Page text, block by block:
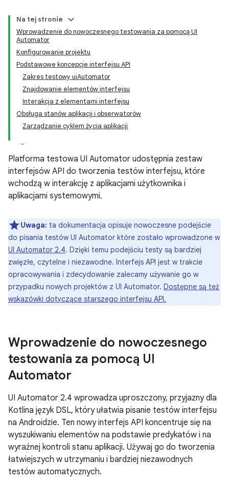
Na tej stronie
Wprowadzenie do nowoczesnego testowania za pomocą UI
Automator
Konfigurowanie projektu
Podstawowe koncepcje interfejsu API
Zakres testowy uiAutomator
Znajdowanie elementów interfejsu
Interakcja z elementami interfejsu
Obsługa stanów aplikacji i obserwatorów
Zarządzanie cyklem życia aplikacji
Platforma testowa UI Automator udostępnia zestaw
interfejsów API do tworzenia testów interfejsu, które
wchodzą w interakcję z aplikacjami użytkownika i
aplikacjami systemowymi.
Uwaga: ta dokumentacja opisuje nowoczesne podejście
do pisania testów UI Automator które zostało wprowadzone w
UI Automator 2.4. Dzięki temu podejściu testy są bardziej
zwięzłe, czytelne i niezawodne. Interfejs API jest w trakcie
opracowywania i zdecydowanie zalecamy używanie go w
przypadku nowych projektów z UI Automator. Dostępne są też
wskazówki dotyczące starszego interfejsu API.
Wprowadzenie do nowoczesnego
testowania za pomocą UI
Automator
UI Automator 2.4 wprowadza uproszczony, przyjazny dla
Kotlina język DSL, który ułatwia pisanie testów interfejsu
na Androidzie. Ten nowy interfejs API koncentruje się na
wyszukiwaniu elementów na podstawie predykatów i na
wyraźnej kontroli stanu aplikacji. Używaj go do tworzenia
łatwiejszych w utrzymaniu i bardziej niezawodnych
testów automatycznych.